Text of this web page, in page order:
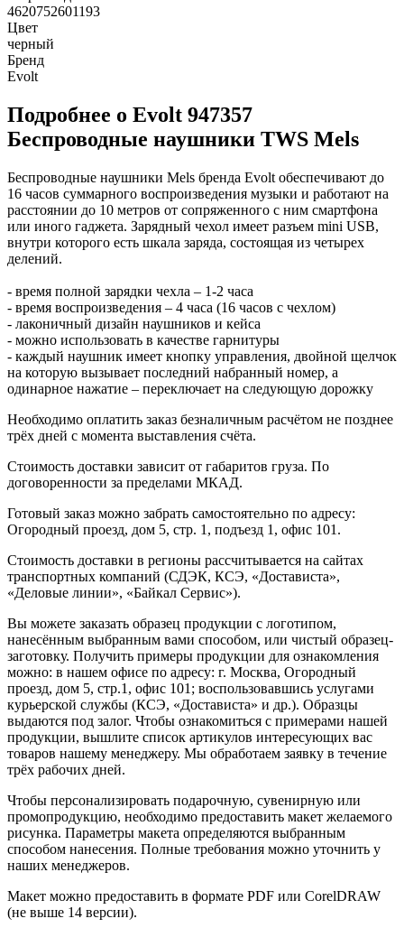
4620752601193
Цвет
черный
Бренд
Evolt
Подробнее о Evolt 947357
Беспроводные наушники TWS Mels
Беспроводные наушники Mels бренда Evolt обеспечивают до
16 часов суммарного воспроизведения музыки и работают на
расстоянии до 10 метров от сопряженного с ним смартфона
или иного гаджета. Зарядный чехол имеет разъем mini USB,
внутри которого есть шкала заряда, состоящая из четырех
делений.
- время полной зарядки чехла – 1-2 часа
- время воспроизведения – 4 часа (16 часов с чехлом)
- лаконичный дизайн наушников и кейса
- можно использовать в качестве гарнитуры
- каждый наушник имеет кнопку управления, двойной щелчок
на которую вызывает последний набранный номер, а
одинарное нажатие – переключает на следующую дорожку
Необходимо оплатить заказ безналичным расчётом не позднее
трёх дней с момента выставления счёта.
Стоимость доставки зависит от габаритов груза. По
договоренности за пределами МКАД.
Готовый заказ можно забрать самостоятельно по адресу:
Огородный проезд, дом 5, стр. 1, подъезд 1, офис 101.
Стоимость доставки в регионы рассчитывается на сайтах
транспортных компаний (СДЭК, КСЭ, «Достависта»,
«Деловые линии», «Байкал Сервис»).
Вы можете заказать образец продукции с логотипом,
нанесённым выбранным вами способом, или чистый образец-
заготовку. Получить примеры продукции для ознакомления
можно: в нашем офисе по адресу: г. Москва, Огородный
проезд, дом 5, стр.1, офис 101; воспользовавшись услугами
курьерской службы (КСЭ, «Достависта» и др.). Образцы
выдаются под залог. Чтобы ознакомиться с примерами нашей
продукции, вышлите список артикулов интересующих вас
товаров нашему менеджеру. Мы обработаем заявку в течение
трёх рабочих дней.
Чтобы персонализировать подарочную, сувенирную или
промопродукцию, необходимо предоставить макет желаемого
рисунка. Параметры макета определяются выбранным
способом нанесения. Полные требования можно уточнить у
наших менеджеров.
Макет можно предоставить в формате PDF или CorelDRAW
(не выше 14 версии).